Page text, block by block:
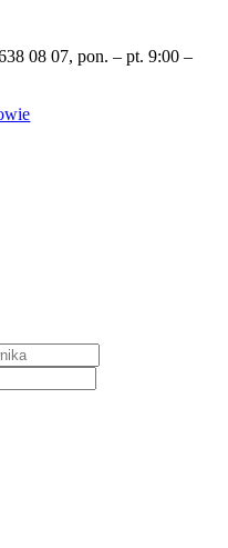
08 07, pon. – pt. 9:00 –